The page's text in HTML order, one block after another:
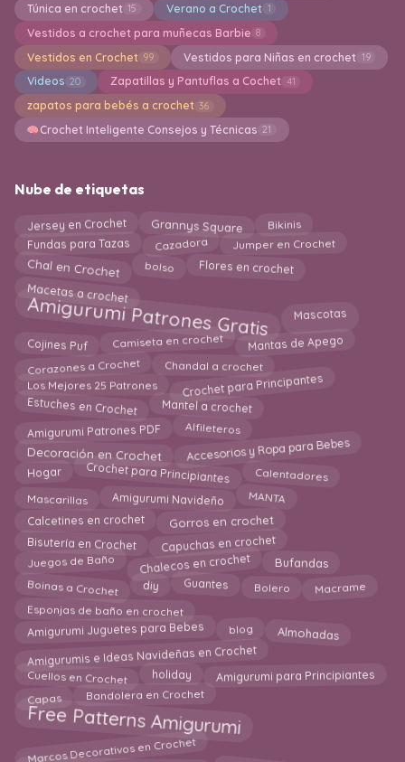
Túnica en crochet 15 Verano a Crochet 1
Vestidos a crochet para muñecas Barbie 8
Vestidos en Crochet 99 Vestidos para Niñas en crochet 19
Videos 20 Zapatillas y Pantuflas a Cochet 41
zapatos para bebés a crochet 36
Crochet Inteligente Consejos y Técnicas 21
Nube de etiquetas
Jersey en Crochet Grannys Square Bikinis
Fundas para Tazas Cazadora Jumper en Crochet
Chal en Crochet bolso Flores en crochet
Macetas a crochet
Amigurumi Patrones Gratis Mascotas
Cojines Puf Camiseta en crochet Mantas de Apego
Corazones a Crochet Chandal a crochet
Los Mejores 25 Patrones Crochet para Principantes
Estuches en Crochet Mantel a crochet
Amigurumi Patrones PDF Alfileteros
Decoración en Crochet Accesorios y Ropa para Bebes
Hogar Crochet para Principiantes Calentadores
Mascarillas Amigurumi Navideño MANTA
Calcetines en crochet Gorros en crochet
Bisutería en Crochet Capuchas en crochet
Juegos de Baño Chalecos en crochet Bufandas
Boinas a Crochet diy Guantes Bolero Macrame
Esponjas de baño en crochet
Amigurumi Juguetes para Bebes blog Almohadas
Amigurumis e Ideas Navideñas en Crochet
Cuellos en Crochet holiday Amigurumi para Principiantes
Capas Bandolera en Crochet
Free Patterns Amigurumi
Marcos Decorativos en Crochet